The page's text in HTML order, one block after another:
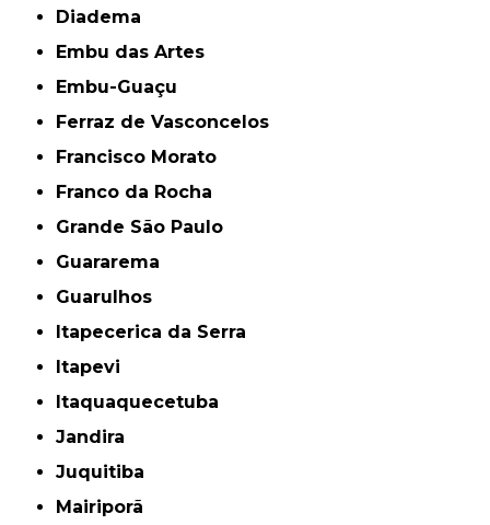
Diadema
Embu das Artes
Embu-Guaçu
Ferraz de Vasconcelos
Francisco Morato
Franco da Rocha
Grande São Paulo
Guararema
Guarulhos
Itapecerica da Serra
Itapevi
Itaquaquecetuba
Jandira
Juquitiba
Mairiporã